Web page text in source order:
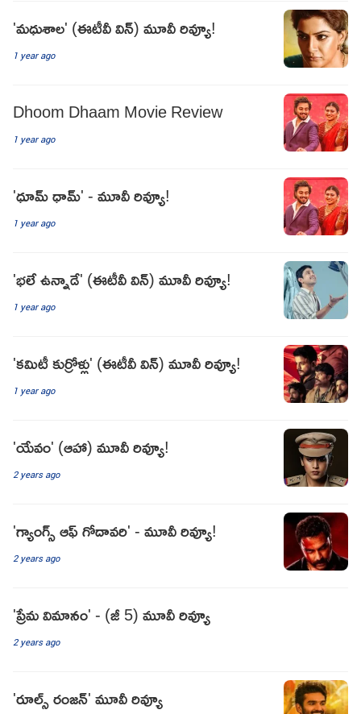
'మధుశాల' (ఈటీవీ విన్) మూవీ రివ్యూ!
1 year ago
Dhoom Dhaam Movie Review
1 year ago
'ధూమ్ ధామ్' - మూవీ రివ్యూ!
1 year ago
'భలే ఉన్నాడే' (ఈటీవీ విన్) మూవీ రివ్యూ!
1 year ago
'కమిటీ కుర్రోళ్లు' (ఈటీవీ విన్) మూవీ రివ్యూ!
1 year ago
'యేవం' (ఆహా) మూవీ రివ్యూ!
2 years ago
'గ్యాంగ్స్ ఆఫ్ గోదావరి' - మూవీ రివ్యూ!
2 years ago
'ప్రేమ విమానం' - (జీ 5) మూవీ రివ్యూ
2 years ago
'రూల్స్ రంజన్' మూవీ రివ్యూ